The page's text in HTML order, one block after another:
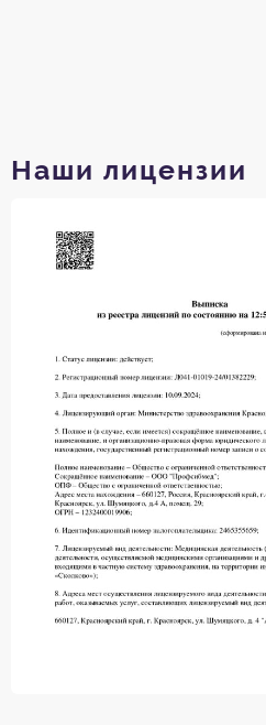
Наши лицензии